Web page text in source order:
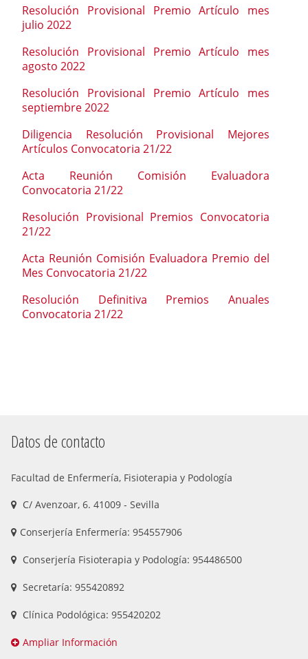
Resolución Provisional Premio Artículo mes
julio 2022
Resolución Provisional Premio Artículo mes
agosto 2022
Resolución Provisional Premio Artículo mes
septiembre 2022
Diligencia Resolución Provisional Mejores
Artículos Convocatoria 21/22
Acta Reunión Comisión Evaluadora
Convocatoria 21/22
Resolución Provisional Premios Convocatoria
21/22
Acta Reunión Comisión Evaluadora Premio del
Mes Convocatoria 21/22
Resolución Definitiva Premios Anuales
Convocatoria 21/22
Datos de contacto
Facultad de Enfermería, Fisioterapia y Podología
C/ Avenzoar, 6. 41009 - Sevilla
Conserjería Enfermería: 954557906
Conserjería Fisioterapia y Podología: 954486500
Secretaría: 955420892
Clínica Podológica: 955420202
Ampliar Información